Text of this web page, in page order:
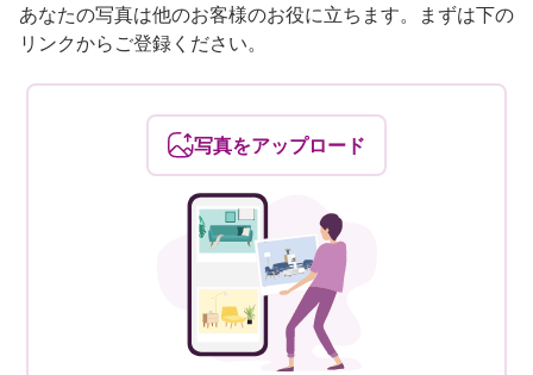
あなたの写真は他のお客様のお役に立ちます。まずは下の
リンクからご登録ください。
写真をアップロード